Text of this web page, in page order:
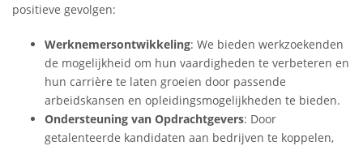
positieve gevolgen:
Werknemersontwikkeling: We bieden werkzoekenden
de mogelijkheid om hun vaardigheden te verbeteren en
hun carrière te laten groeien door passende
arbeidskansen en opleidingsmogelijkheden te bieden.
Ondersteuning van Opdrachtgevers: Door
getalenteerde kandidaten aan bedrijven te koppelen,